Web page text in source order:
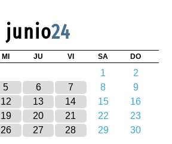
junio24
MI JU VI SA DO
1
2
5 6 7 8
9
12 13 14 15
16
19 20 21 22
23
26 27 28 29 30